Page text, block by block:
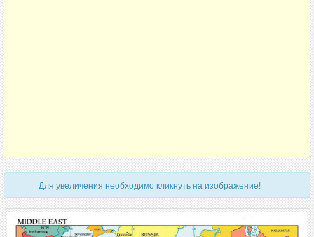
Для увеличения необходимо кликнуть на изображение!